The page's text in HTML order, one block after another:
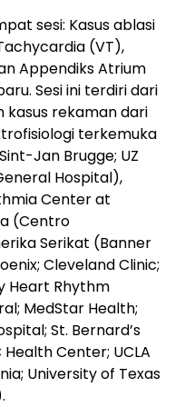
sesi: Kasus ablasi
(VT),
Appendiks Atrium
Sesi ini terdiri dari
kasus rekaman dari
terkemuka
Jan Brugge; UZ
Hospital),
Center at
(Centro
Serikat (Banner
Cleveland Clinic;
Heart Rhythm
MedStar Health;
St. Bernard’s
Center; UCLA
University of Texas